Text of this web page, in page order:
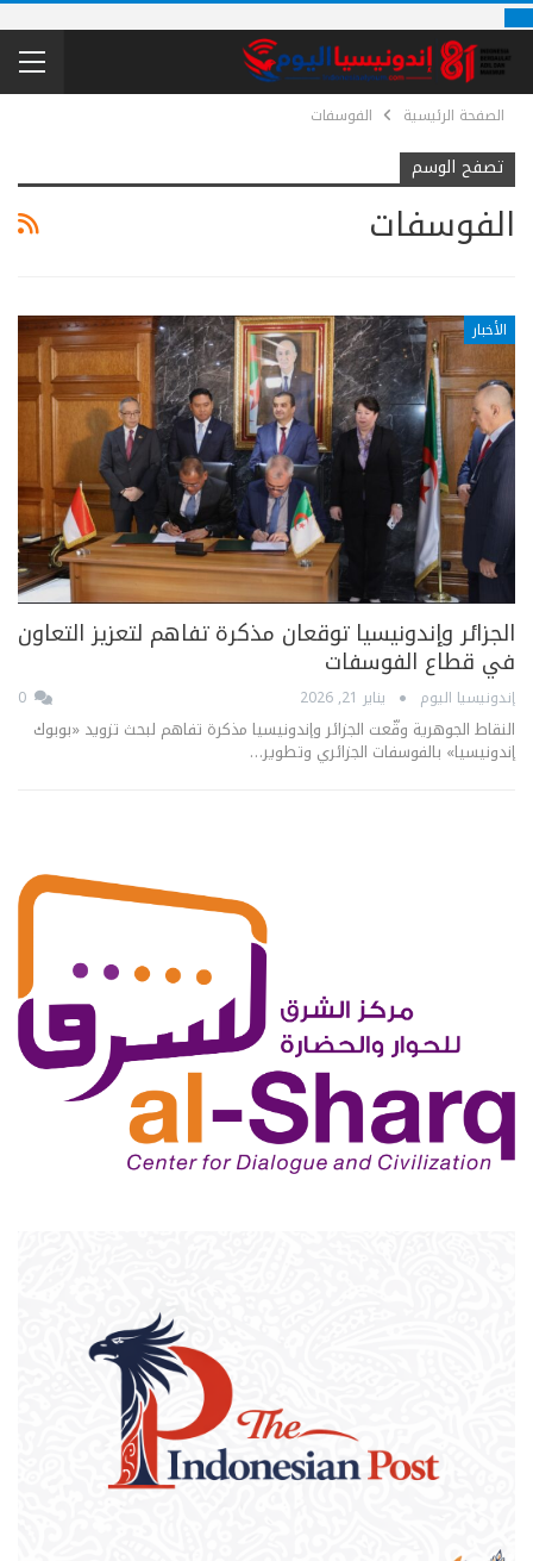
الصفحة الرئيسية الفوسفات
تصفح الوسم
الفوسفات
الأخبار
الجزائر وإندونيسيا توقعان مذكرة تفاهم لتعزيز التعاون
في قطاع الفوسفات
إندونيسيا اليوم يناير 21, 2026
النقاط الجوهرية وقّعت الجزائر وإندونيسيا مذكرة تفاهم لبحث تزويد «بوبوك
إندونيسيا» بالفوسفات الجزائري وتطوير…